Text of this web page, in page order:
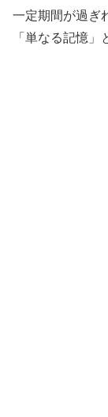
一定期間が過ぎ
「単なる記憶」